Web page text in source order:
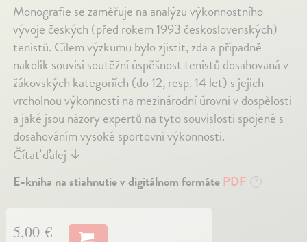
Monografie se zaměřuje na analýzu výkonnostního
vývoje českých (před rokem 1993 československých)
tenistů. Cílem výzkumu bylo zjistit, zda a případně
nakolik souvisí soutěžní úspěšnost tenistů dosahovaná v
žákovských kategoriích (do 12, resp. 14 let) s jejich
vrcholnou výkonností na mezinárodní úrovni v dospělosti
a jaké jsou názory expertů na tyto souvislosti spojené s
dosahováním vysoké sportovní výkonnosti.
Čítať ďalej ↓
E-kniha na stiahnutie v digitálnom formáte PDF ?
5,00 €